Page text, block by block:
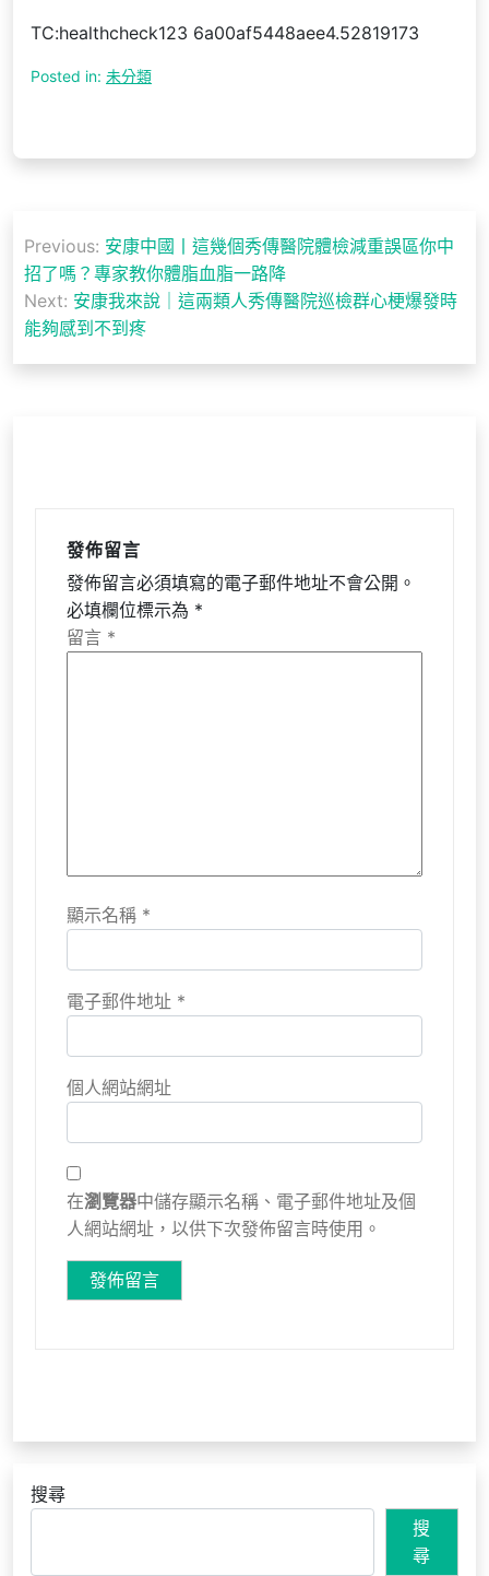
TC:healthcheck123 6a00af5448aee4.52819173
Posted in: 未分類
章
導
覽
Previous: 安康中國丨這幾個秀傳醫院體檢減重誤區你中
招了嗎？專家教你體脂血脂一路降
Next: 安康我來說｜這兩類人秀傳醫院巡檢群心梗爆發時
能夠感到不到疼
發佈留言
發佈留言必須填寫的電子郵件地址不會公開。
必填欄位標示為 *
留言 *
顯示名稱 *
電子郵件地址 *
個人網站網址
在瀏覽器中儲存顯示名稱、電子郵件地址及個
人網站網址，以供下次發佈留言時使用。
搜尋
搜
尋